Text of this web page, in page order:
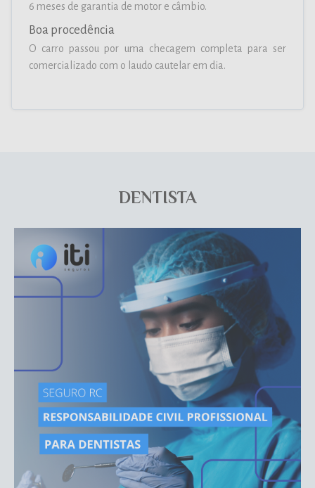
6 meses de garantia de motor e câmbio.
Boa procedência
O carro passou por uma checagem completa para ser
comercializado com o laudo cautelar em dia.
DENTISTA